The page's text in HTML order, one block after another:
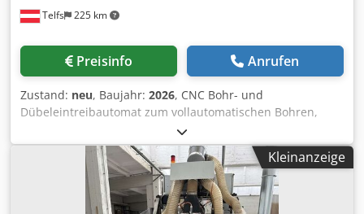
Telfs 225 km
Preisinfo Anrufen
Zustand: neu, Baujahr: 2026, CNC Bohr- und
Dübeleintreibautomat zum vollautomatischen Bohren,
Leimen und Dübeleintreiben. Das Bohr- und Dübel-
Bearbeitungszentrum mit Kompaktheit, Effizienz, Qualität
und Flexibilität. Kurzvorstellung: Chsdpfx Anedx R Dfjkoa •
Universelle CNC gesteuerte Bohr- und
Dübeleintreibmaschine • Leimschussüberwachung über
Kleinanzeige